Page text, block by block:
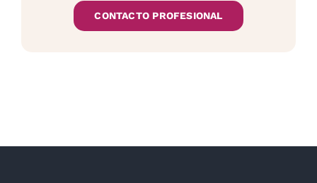
CONTACTO PROFESIONAL